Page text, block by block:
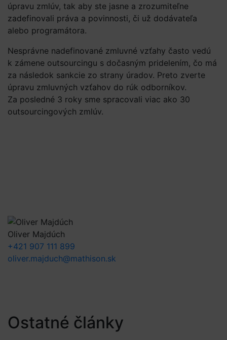
úpravu zmlúv, tak aby ste jasne a zrozumiteľne
zadefinovali práva a povinnosti, či už dodávateľa
alebo programátora.
Nesprávne nadefinované zmluvné vzťahy často vedú
k zámene outsourcingu s dočasným pridelením, čo má
za následok sankcie zo strany úradov. Preto zverte
úpravu zmluvných vzťahov do rúk odborníkov.
Za posledné 3 roky sme spracovali viac ako 30
outsourcingových zmlúv.
Oliver Majdúch
+421 907 111 899
oliver.majduch@mathison.sk
Ostatné články